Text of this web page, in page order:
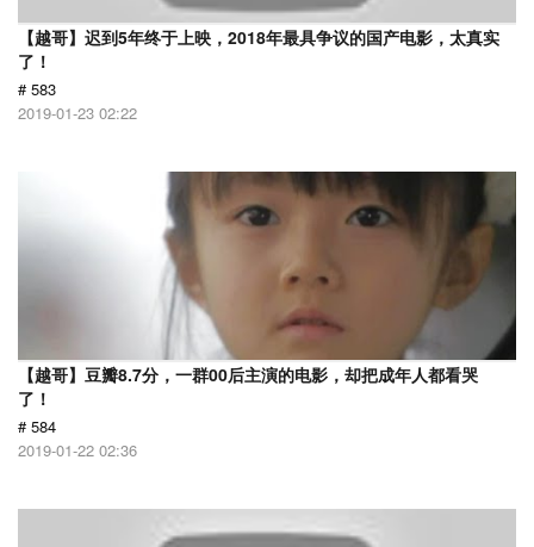
【越哥】迟到5年终于上映，2018年最具争议的国产电影，太真实
了！
# 583
2019-01-23 02:22
【越哥】豆瓣8.7分，一群00后主演的电影，却把成年人都看哭
了！
# 584
2019-01-22 02:36